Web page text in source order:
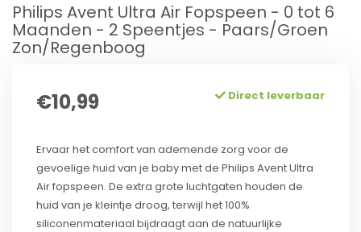
Philips Avent Ultra Air Fopspeen - 0 tot 6
Maanden - 2 Speentjes - Paars/Groen
Zon/Regenboog
€10,99 Direct leverbaar
Ervaar het comfort van ademende zorg voor de
gevoelige huid van je baby met de Philips Avent Ultra
Air fopspeen. De extra grote luchtgaten houden de
huid van je kleintje droog, terwijl het 100%
siliconenmateriaal bijdraagt aan de natuurlijke